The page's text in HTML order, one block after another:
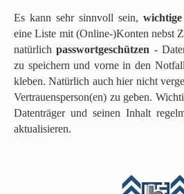
Es kann sehr sinnvoll sein,
eine Liste mit (Online-)Konten nebst
natürlichpasswortgeschützen -
zu speichern und vorne in den
kleben. Natürlich auch hier nicht
Vertrauensperson(en) zu geben.
Datenträger und seinen Inhalt
aktualisieren.